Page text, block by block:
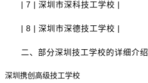
| 7 | 深圳市深科技工学校 |
| 8 | 深圳市深德技工学校 |
二、部分深圳技工学校的详细介绍
深圳携创高级技工学校